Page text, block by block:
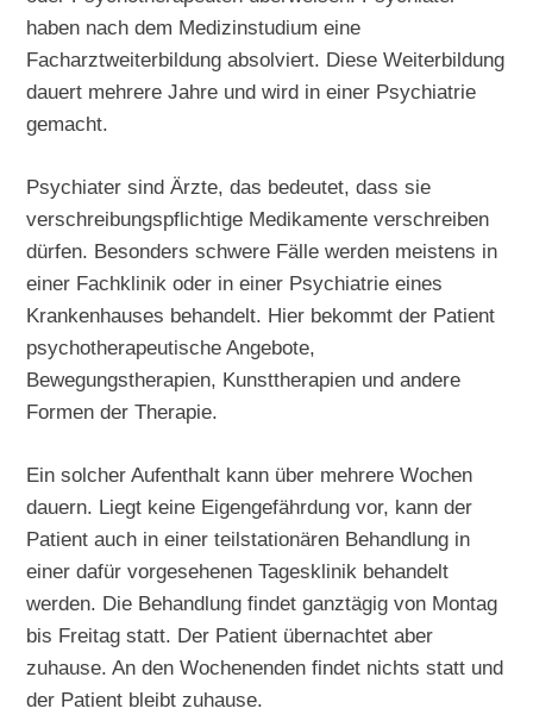
haben nach dem Medizinstudium eine
Facharztweiterbildung absolviert. Diese Weiterbildung
dauert mehrere Jahre und wird in einer Psychiatrie
gemacht.
Psychiater sind Ärzte, das bedeutet, dass sie
verschreibungspflichtige Medikamente verschreiben
dürfen. Besonders schwere Fälle werden meistens in
einer Fachklinik oder in einer Psychiatrie eines
Krankenhauses behandelt. Hier bekommt der Patient
psychotherapeutische Angebote,
Bewegungstherapien, Kunsttherapien und andere
Formen der Therapie.
Ein solcher Aufenthalt kann über mehrere Wochen
dauern. Liegt keine Eigengefährdung vor, kann der
Patient auch in einer teilstationären Behandlung in
einer dafür vorgesehenen Tagesklinik behandelt
werden. Die Behandlung findet ganztägig von Montag
bis Freitag statt. Der Patient übernachtet aber
zuhause. An den Wochenenden findet nichts statt und
der Patient bleibt zuhause.